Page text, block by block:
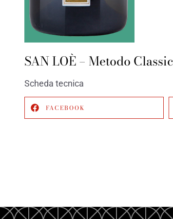
SAN LOÈ – Metodo
Scheda tecnica
FACEBOOK